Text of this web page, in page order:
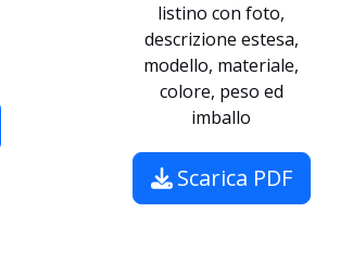
listino con foto,
descrizione estesa,
modello, materiale,
colore, peso ed
imballo
Scarica PDF